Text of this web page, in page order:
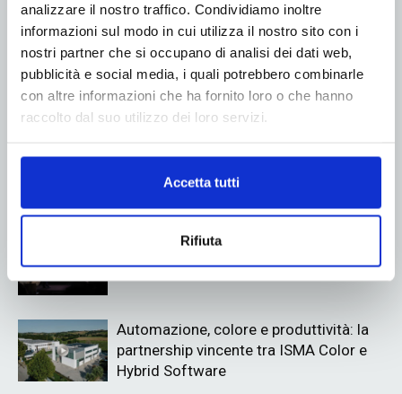
analizzare il nostro traffico. Condividiamo inoltre
informazioni sul modo in cui utilizza il nostro sito con i
nostri partner che si occupano di analisi dei dati web,
pubblicità e social media, i quali potrebbero combinarle
con altre informazioni che ha fornito loro o che hanno
raccolto dal suo utilizzo dei loro servizi.
Accetta tutti
Rifiuta
Materiale, completamente
riciclabile per applicazioni di
Imballaggi Flessibili
di Durst per puntare ai mercati
di nicchia
ARTICOLI CORRELATI MORE FROM AUTHOR
Giflex presenta la nuova governance nel
segno della continuità
A tu per tu con Neni Rossini, Presidente
Giflex
Automazione, colore e produttività: la
partnership vincente tra ISMA Color e
Hybrid Software